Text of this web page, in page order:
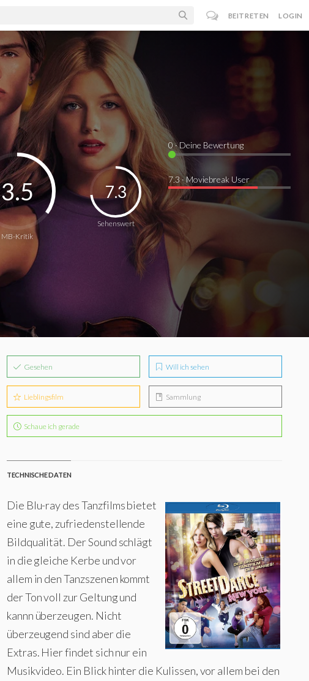
BEITRETEN LOGIN
MB-Kritik
3.5
Sehenswert
7.3
0· Deine Bewertung
7.3 · Moviebreak User
Gesehen Will ich sehen
Lieblingsfilm Sammlung
Schaue ich gerade
TECHNISCHE DATEN
Die Blu-ray des Tanzfilms bietet
eine gute, zufriedenstellende
Bildqualität. Der Sound schlägt
in die gleiche Kerbe und vor
allem in den Tanzszenen kommt
der Ton voll zur Geltung und
kannn überzeugen. Nicht
überzeugend sind aber die
Extras. Hier findet sich nur ein
Musikvideo. Ein Blick hinter die Kulissen, vor allem bei den